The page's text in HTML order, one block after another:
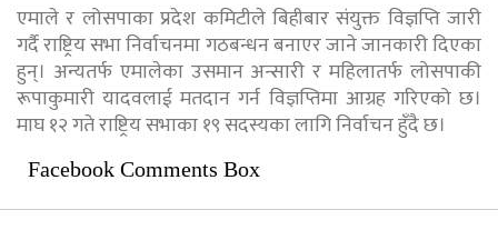
एमाले र लोसपाका प्रदेश कमिटीले बिहीबार संयुक्त विज्ञप्ति जारी
गर्दै राष्ट्रिय सभा निर्वाचनमा गठबन्धन बनाएर जाने जानकारी दिएका
हुन्। अन्यतर्फ एमालेका उसमान अन्सारी र महिलातर्फ लोसपाकी
रूपाकुमारी यादवलाई मतदान गर्न विज्ञप्तिमा आग्रह गरिएको छ।
माघ १२ गते राष्ट्रिय सभाका १९ सदस्यका लागि निर्वाचन हुँदै छ।
Facebook Comments Box